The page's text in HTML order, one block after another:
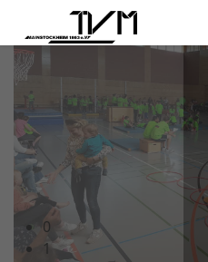
Turntag 2024
0
1